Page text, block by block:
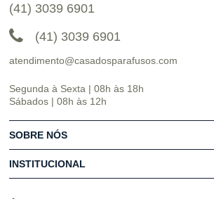
(41) 3039 6901
(41) 3039 6901
atendimento@casadosparafusos.com
Segunda à Sexta | 08h às 18h
Sábados | 08h às 12h
SOBRE NÓS
INSTITUCIONAL